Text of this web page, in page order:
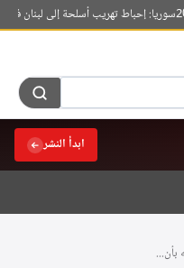
إحباط تهريب أسلحة إلى لبنان في عملية
ابدأ النشر
بأن...